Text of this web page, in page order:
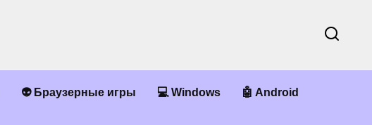
👽 Браузерные игры 💻 Windows 🤖 Android